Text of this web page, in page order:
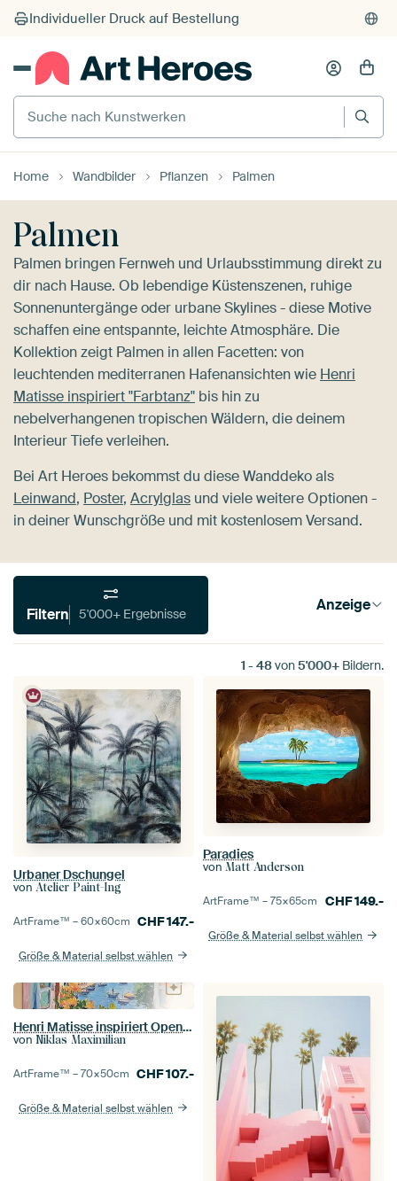
Suche nach Kunstwerken
Home Wandbilder Pflanzen Palmen
Palmen
Palmen bringen Fernweh und Urlaubsstimmung direkt zu
dir nach Hause. Ob lebendige Küstenszenen, ruhige
Sonnenuntergänge oder urbane Skylines - diese Motive
schaffen eine entspannte, leichte Atmosphäre. Die
Kollektion zeigt Palmen in allen Facetten: von
leuchtenden mediterranen Hafenansichten wie Henri
Matisse inspiriert "Farbtanz" bis hin zu
nebelverhangenen tropischen Wäldern, die deinem
Interieur Tiefe verleihen.
Bei Art Heroes bekommst du diese Wanddeko als
Leinwand, Poster, Acrylglas und viele weitere Optionen -
in deiner Wunschgröße und mit kostenlosem Versand.
Filtern 5'000+ Ergebnisse Anzeige
1 - 48von5'000+ Bildern.
Urbaner Dschungel
von Atelier Paint-Ing
ArtFrame™ –60×60cm CHF147.-
Größe & Material selbst wählen
Paradies
von Matt Anderson
ArtFrame™ –75×65cm CHF149.-
Größe & Material selbst wählen
Henri Matisse inspiriert Open Window
von Niklas Maximilian
ArtFrame™ –70×50cm CHF107.-
Größe & Material selbst wählen